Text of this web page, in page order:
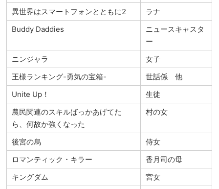
異世界はスマートフォンとともに2
ラナ
Buddy Daddies
ニュースキャスタ
ー
ニンジャラ
女子
王様ランキング-勇気の宝箱-
世話係 他
Unite Up！
生徒
農民関連のスキルばっかあげてた
ら、何故か強くなった
村の女
後宮の烏
侍女
ロマンティック・キラー
香月司の母
キングダム
宮女